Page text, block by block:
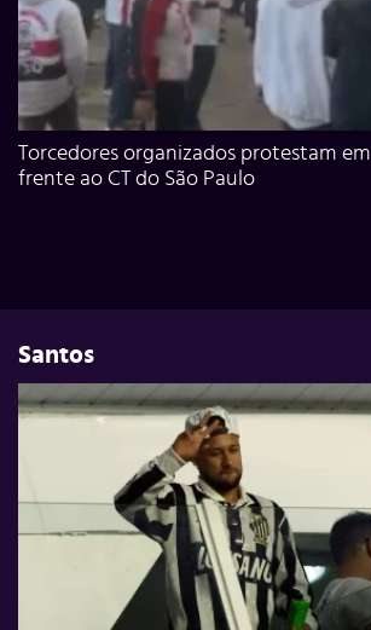
Torcedores organizados protestam em
frente ao CT do São Paulo
Santos